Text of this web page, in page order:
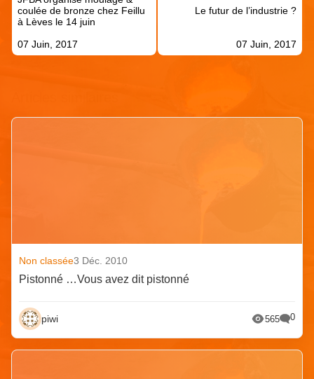
l’article
coulée de bronze chez Feillu
à Lèves le 14 juin
07 Juin, 2017
Le futur de l’industrie ?
07 Juin, 2017
Non classée3 Déc. 2010
Pistonné …Vous avez dit pistonné
piwi 565 0